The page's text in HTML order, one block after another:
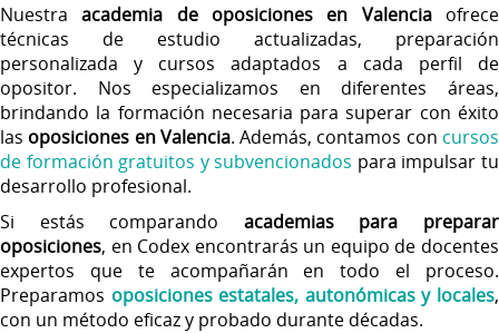
Nuestraacademia de oposiciones en Valenciaofrece
técnicas de estudio actualizadas, preparación
personalizada y cursos adaptados a cada perfil de
opositor. Nos especializamos en diferentes áreas,
brindando la formación necesaria para superar con éxito
las oposiciones en Valencia. Además, contamos con cursos
de formación gratuitos y subvencionados para impulsar tu
desarrollo profesional.
Si estás comparando academias para preparar
oposiciones, en Codex encontrarás un equipo de docentes
expertos que te acompañarán en todo el proceso.
Preparamos oposiciones estatales, autonómicas y locales,
con un método eficaz y probado durante décadas.